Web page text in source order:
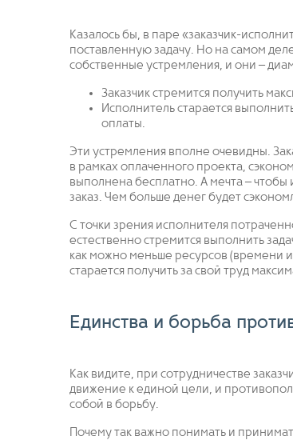
Казалось бы, в паре «заказчик-
поставленную задачу. Но на самом
собственные устремления, и они –
Заказчик стремится получить
Исполнитель старается
оплаты.
Эти устремления вполне очевидны.
в рамках оплаченного проекта,
выполнена бесплатно. А мечта –
заказ. Чем больше денег будет
С точки зрения исполнителя
естественно стремится выполнить
как можно меньше ресурсов (времени
старается получить за свой труд
Единства и борьба
Как видите, при сотрудничестве
движение к единой цели, и
собой в борьбу.
Почему так важно понимать и